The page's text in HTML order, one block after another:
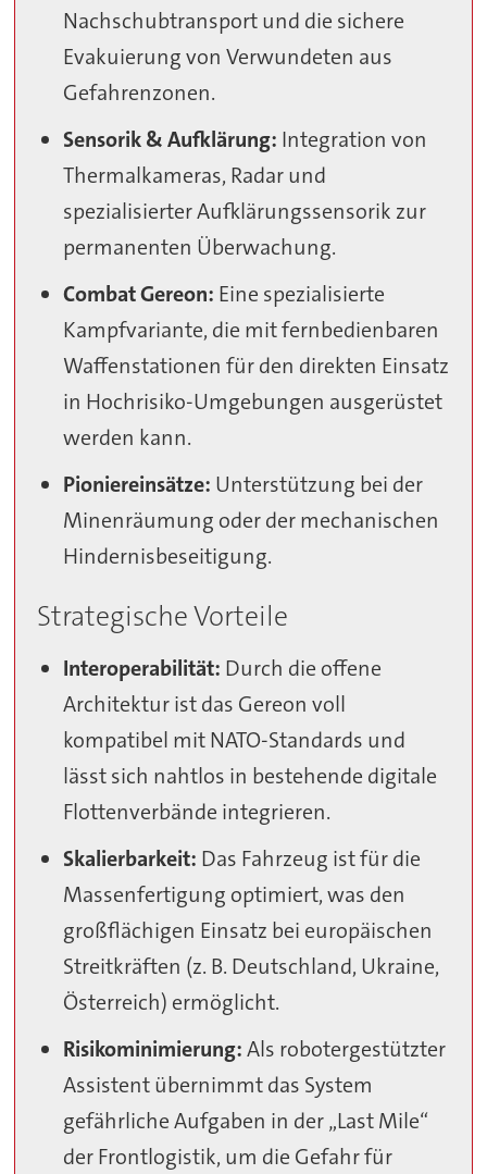
Nachschubtransport und die sichere
Evakuierung von Verwundeten aus
Gefahrenzonen.
Sensorik & Aufklärung: Integration von
Thermalkameras, Radar und
spezialisierter Aufklärungssensorik zur
permanenten Überwachung.
Combat Gereon: Eine spezialisierte
Kampfvariante, die mit fernbedienbaren
Waffenstationen für den direkten Einsatz
in Hochrisiko-Umgebungen ausgerüstet
werden kann.
Pioniereinsätze: Unterstützung bei der
Minenräumung oder der mechanischen
Hindernisbeseitigung.
Strategische Vorteile
Interoperabilität: Durch die offene
Architektur ist das Gereon voll
kompatibel mit NATO-Standards und
lässt sich nahtlos in bestehende digitale
Flottenverbände integrieren.
Skalierbarkeit: Das Fahrzeug ist für die
Massenfertigung optimiert, was den
großflächigen Einsatz bei europäischen
Streitkräften (z. B. Deutschland, Ukraine,
Österreich) ermöglicht.
Risikominimierung:Als robotergestützter
Assistent übernimmt das System
gefährliche Aufgaben in der „Last Mile“
der Frontlogistik, um die Gefahr für